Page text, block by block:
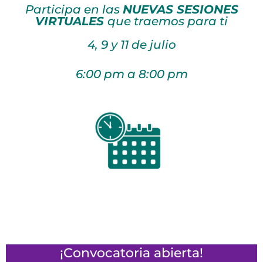
Participa en las NUEVAS SESIONES
VIRTUALES que traemos para ti
4, 9 y 11 de julio
6:00 pm a 8:00 pm
¡Convocatoria abierta!